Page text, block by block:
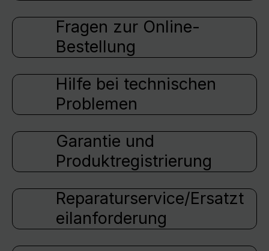
Fragen zur Online-
Bestellung
Hilfe bei technischen
Problemen
Garantie und
Produktregistrierung
Reparaturservice/Ersatzt
eilanforderung